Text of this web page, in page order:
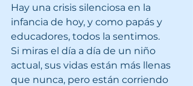
Hay una crisis silenciosa en la
infancia de hoy, y como papás y
educadores, todos la sentimos.
Si miras el día a día de un niño
actual, sus vidas están más llenas
que nunca, pero están corriendo